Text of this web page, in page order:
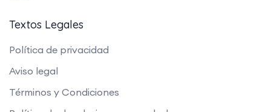
Textos Legales
Política de privacidad
Aviso legal
Términos y Condiciones